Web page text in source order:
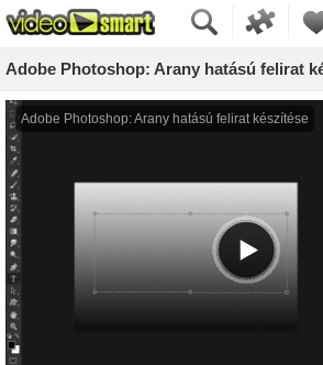
Adobe Photoshop: Arany hatású felirat